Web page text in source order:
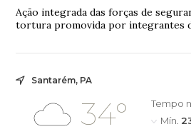
Ação integrada das forças de
tortura promovida por integrantes
Santarém, PA
34°
Tempo
Mín.